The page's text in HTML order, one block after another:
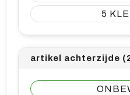
5
artikel achterzijde